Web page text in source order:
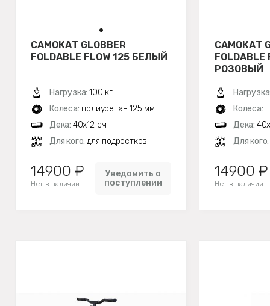
САМОКАТ GLOBBER
FOLDABLE FLOW 125 БЕЛЫЙ
Нагрузка: 100 кг
Колеса: полиуретан 125 мм
Дека: 40x12 см
Для кого: для подростков
14900 ₽
Нет в наличии
Уведомить о
поступлении
САМОКАТ
РОЗОВЫЙ
Колеса:
Дека:
Для кого:
14900 ₽
Нет в наличии